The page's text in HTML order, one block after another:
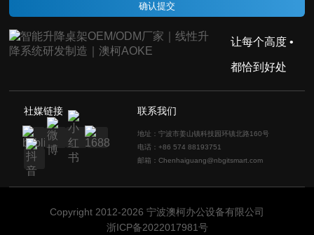
确认提交
让每个高度 •
都恰到好处
社媒链接 联系我们
地址：宁波市姜山镇科技园环镇北路160号
电话：+86 574 88193751
邮箱：Chenhaiguang@nbgitsmart.com
Copyright 2012-2026 宁波澳柯办公设备有限公司
浙ICP备2022017981号